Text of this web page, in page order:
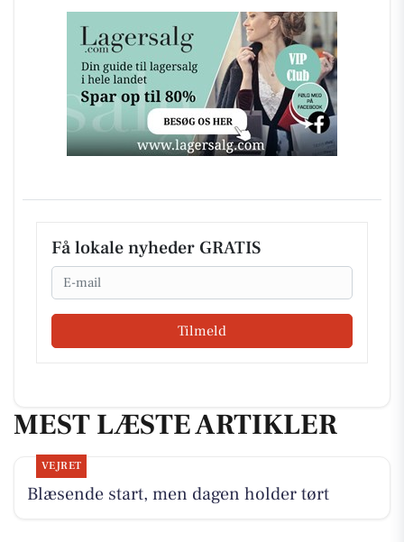
Få lokale nyheder GRATIS
Email
Tilmeld
MEST LÆSTE ARTIKLER
VEJRET
Blæsende start, men dagen holder tørt